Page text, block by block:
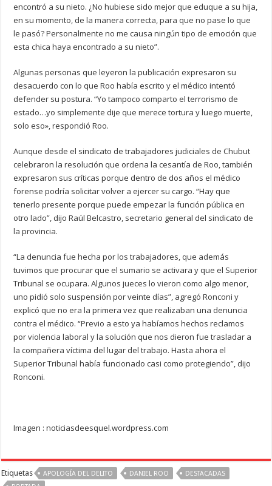
encontró a su nieto. ¿No hubiese sido mejor que eduque a su hija,
en su momento, de la manera correcta, para que no pase lo que
le pasó? Personalmente no me causa ningún tipo de emoción que
esta chica haya encontrado a su nieto”.
Algunas personas que leyeron la publicación expresaron su
desacuerdo con lo que Roo había escrito y el médico intentó
defender su postura. “Yo tampoco comparto el terrorismo de
estado…yo simplemente dije que merece tortura y luego muerte,
solo eso», respondió Roo.
Aunque desde el sindicato de trabajadores judiciales de Chubut
celebraron la resolución que ordena la cesantía de Roo, también
expresaron sus críticas porque dentro de dos años el médico
forense podría solicitar volver a ejercer su cargo. “Hay que
tenerlo presente porque puede empezar la función pública en
otro lado”, dijo Raúl Belcastro, secretario general del sindicato de
la provincia.
“La denuncia fue hecha por los trabajadores, que además
tuvimos que procurar que el sumario se activara y que el Superior
Tribunal se ocupara. Algunos jueces lo vieron como algo menor,
uno pidió solo suspensión por veinte días”, agregó Ronconi y
explicó que no era la primera vez que realizaban una denuncia
contra el médico. “Previo a esto ya habíamos hechos reclamos
por violencia laboral y la solución que nos dieron fue trasladar a
la compañera víctima del lugar del trabajo. Hasta ahora el
Superior Tribunal había funcionado casi como protegiendo”, dijo
Ronconi.
Imagen : noticiasdeesquel.wordpress.com
Etiquetas APOLOGÍA DEL DELITO DANIEL ROO
DESTACADAS